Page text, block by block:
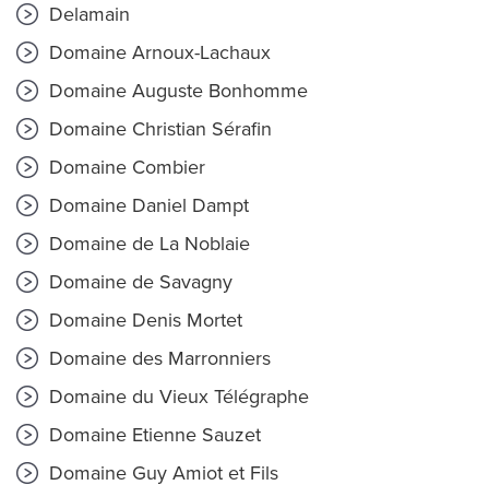
Delamain
Domaine Arnoux-Lachaux
Domaine Auguste Bonhomme
Domaine Christian Sérafin
Domaine Combier
Domaine Daniel Dampt
Domaine de La Noblaie
Domaine de Savagny
Domaine Denis Mortet
Domaine des Marronniers
Domaine du Vieux Télégraphe
Domaine Etienne Sauzet
Domaine Guy Amiot et Fils